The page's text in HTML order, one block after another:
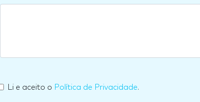
Li e aceito o Política de Privacidade.